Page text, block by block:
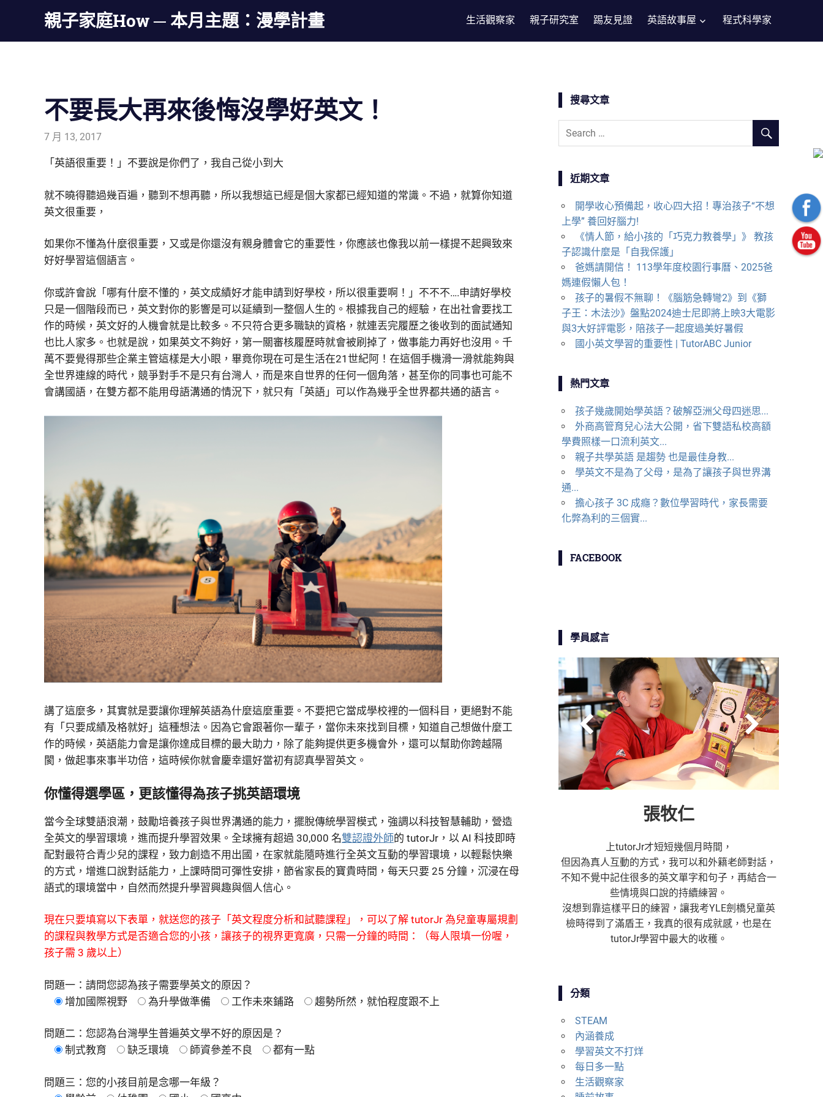
親子家庭How ─ 本月主題：漫學計畫 生活觀察家 親子研究室 踢友見證 英語故事屋 程式科學家
不要長大再來後悔沒學好英文！
7 月 13, 2017
「英語很重要！」不要說是你們了，我自己從小到大
就不曉得聽過幾百遍，聽到不想再聽，所以我想這已經是個大家都已經知道的常識。不過，就算你知道
英文很重要，
如果你不懂為什麼很重要，又或是你還沒有親身體會它的重要性，你應該也像我以前一樣提不起興致來
好好學習這個語言。
你或許會說「哪有什麼不懂的，英文成績好才能申請到好學校，所以很重要啊！」不不不….申請好學校
只是一個階段而已，英文對你的影響是可以延續到一整個人生的。根據我自己的經驗，在出社會要找工
作的時候，英文好的人機會就是比較多。不只符合更多職缺的資格，就連丟完履歷之後收到的面試通知
也比人家多。也就是說，如果英文不夠好，第一關審核履歷時就會被刷掉了，做事能力再好也沒用。千
萬不要覺得那些企業主管這樣是大小眼，畢竟你現在可是生活在21世紀阿！在這個手機滑一滑就能夠與
全世界連線的時代，競爭對手不是只有台灣人，而是來自世界的任何一個角落，甚至你的同事也可能不
會講國語，在雙方都不能用母語溝通的情況下，就只有「英語」可以作為幾乎全世界都共通的語言。
講了這麼多，其實就是要讓你理解英語為什麼這麼重要。不要把它當成學校裡的一個科目，更絕對不能
有「只要成績及格就好」這種想法。因為它會跟著你一輩子，當你未來找到目標，知道自己想做什麼工
作的時候，英語能力會是讓你達成目標的最大助力，除了能夠提供更多機會外，還可以幫助你跨越隔
閡，做起事來事半功倍，這時候你就會慶幸還好當初有認真學習英文。
你懂得選學區，更該懂得為孩子挑英語環境
當今全球雙語浪潮，鼓勵培養孩子與世界溝通的能力，擺脫傳統學習模式，強調以科技智慧輔助，營造
全英文的學習環境，進而提升學習效果。全球擁有超過 30,000 名雙認證外師的 tutorJr，以 AI 科技即時
配對最符合青少兒的課程，致力創造不用出國，在家就能隨時進行全英文互動的學習環境，以輕鬆快樂
的方式，增進口說對話能力，上課時間可彈性安排，節省家長的寶貴時間，每天只要 25 分鐘，沉浸在母
語式的環境當中，自然而然提升學習興趣與個人信心。
現在只要填寫以下表單，就送您的孩子「英文程度分析和試聽課程」，可以了解 tutorJr 為兒童專屬規劃
的課程與教學方式是否適合您的小孩，讓孩子的視界更寬廣，只需一分鐘的時間：（每人限填一份喔，
孩子需 3 歲以上）
問題一：請問您認為孩子需要學英文的原因？
增加國際視野
為升學做準備 工作未來鋪路 趨勢所然，就怕程度跟不上
問題二：您認為台灣學生普遍英文學不好的原因是？
制式教育
缺乏環境 師資參差不良 都有一點
問題三：您的小孩目前是念哪一年級？
搜尋文章
近期文章
開學收心預備起，收心四大招！專治孩子“不想
上學” 養回好腦力!
《情人節，給小孩的「巧克力教養學」》 教孩
子認識什麼是「自我保護」
爸媽請開信！ 113學年度校園行事曆、2025爸
媽連假懶人包！
孩子的暑假不無聊！《腦筋急轉彎2》到《獅
子王：木法沙》盤點2024迪士尼即將上映3大電影
與3大好評電影，陪孩子一起度過美好暑假
國小英文學習的重要性 | TutorABC Junior
熱門文章
孩子幾歲開始學英語？破解亞洲父母四迷思...
外商高管育兒心法大公開，省下雙語私校高額
學費照樣一口流利英文...
親子共學英語 是趨勢 也是最佳身教...
學英文不是為了父母，是為了讓孩子與世界溝
通...
擔心孩子 3C 成癮？數位學習時代，家長需要
化弊為利的三個實...
FACEBOOK
學員感言
張牧仁
上tutorJr才短短幾個月時間，
但因為真人互動的方式，我可以和外籍老師對話，
不知不覺中記住很多的英文單字和句子，再結合一
些情境與口說的持續練習。
沒想到靠這樣平日的練習，讓我考YLE劍橋兒童英
檢時得到了滿盾王，我真的很有成就感，也是在
tutorJr學習中最大的收穫。
分類
STEAM
內涵養成
學習英文不打烊
每日多一點
生活觀察家